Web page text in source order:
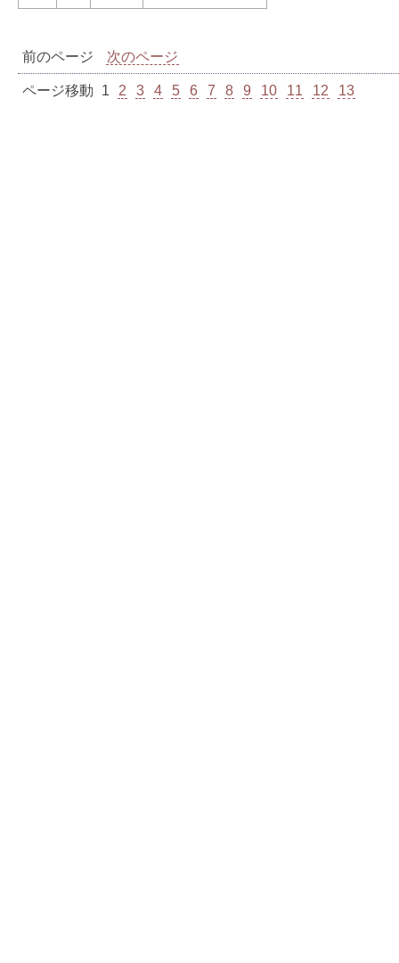
前のページ 次のページ
ページ移動 1 2 3 4 5 6 7 8 9 10 11 12 13